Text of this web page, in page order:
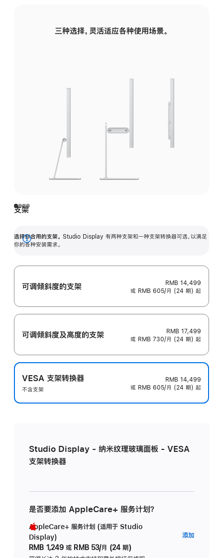
三种选择，灵活适应各种使用场景。
支架
选择你合用的支架。 Studio Display 有两种支架和一种支架转换器可选，以满足
你的各种安装需求。
展
可调倾斜度的支架
RMB 14,499
或 RMB 605/月 (24 期) 起
可调倾斜度及高‍度的支‍架
RMB 17,499
或 RMB 730/月 (24 期) 起
VESA 支架转换器
不含支架
RMB 14,499
或 RMB 605/月 (24 期) 起
Studio Display - 纳米纹理玻璃面板 - VESA
支架转换器
是否要添加 AppleCare+ 服务计划？
AppleCare+ 服务计划 (适用于 Studio
Display)
RMB 1,249 或 RMB 53/月 (24 期)
添加